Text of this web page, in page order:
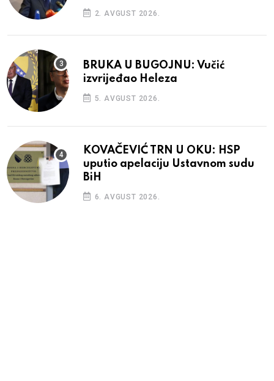
2. AVGUST 2026.
BRUKA U BUGOJNU: Vučić
izvrijeđao Heleza
5. AVGUST 2026.
KOVAČEVIĆ TRN U OKU: HSP
uputio apelaciju Ustavnom sudu
BiH
6. AVGUST 2026.